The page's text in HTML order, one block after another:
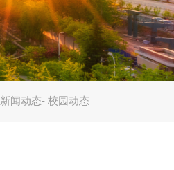
新闻动态- 校园动态